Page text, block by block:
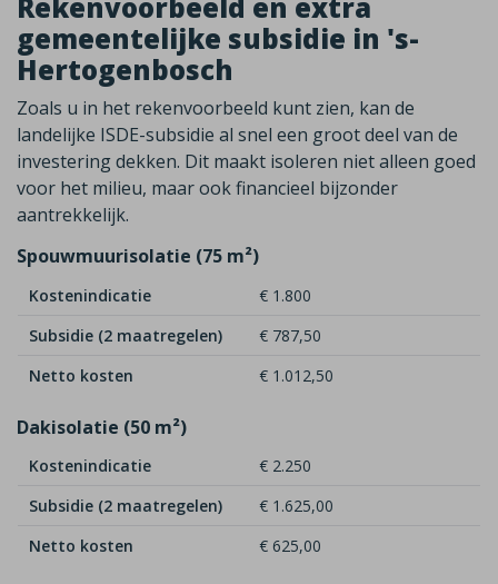
Rekenvoorbeeld en extra
gemeentelijke subsidie in 's-
Hertogenbosch
Zoals u in het rekenvoorbeeld kunt zien, kan de
landelijke ISDE-subsidie al snel een groot deel van de
investering dekken. Dit maakt isoleren niet alleen goed
voor het milieu, maar ook financieel bijzonder
aantrekkelijk.
Spouwmuurisolatie (75 m²)
Kostenindicatie
€ 1.800
Subsidie (2 maatregelen)
€ 787,50
Netto kosten
€ 1.012,50
Dakisolatie (50 m²)
Kostenindicatie
€ 2.250
Subsidie (2 maatregelen)
€ 1.625,00
Netto kosten
€ 625,00